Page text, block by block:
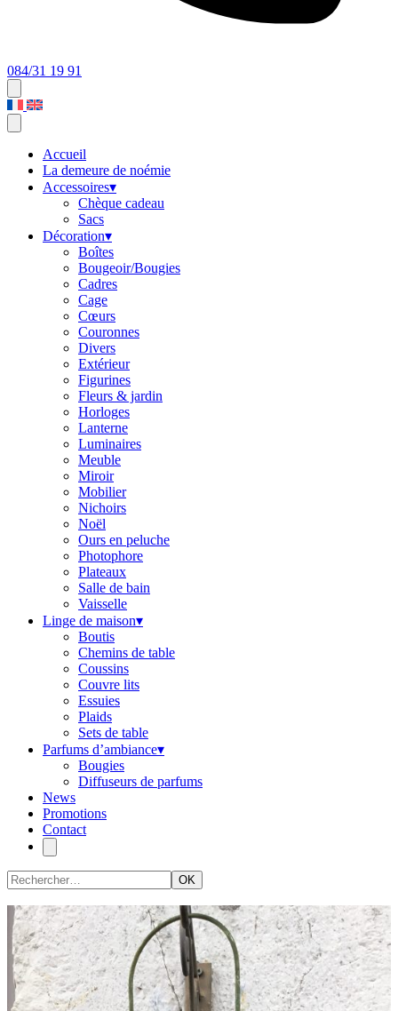
084/31 19 91
Accueil
La demeure de noémie
Accessoires▾
Chèque cadeau
Sacs
Décoration▾
Boîtes
Bougeoir/Bougies
Cadres
Cage
Cœurs
Couronnes
Divers
Extérieur
Figurines
Fleurs & jardin
Horloges
Lanterne
Luminaires
Meuble
Miroir
Mobilier
Nichoirs
Noël
Ours en peluche
Photophore
Plateaux
Salle de bain
Vaisselle
Linge de maison▾
Boutis
Chemins de table
Coussins
Couvre lits
Essuies
Plaids
Sets de table
Parfums d’ambiance▾
Bougies
Diffuseurs de parfums
News
Promotions
Contact
OK